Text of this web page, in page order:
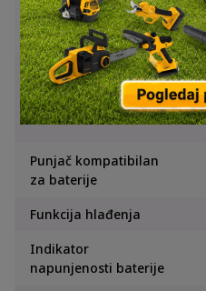
Dimenzije (D x Š x V)
Baterija kompatibilna
uz punjač
Punjač kompatibilan
za baterije
Funkcija hlađenja
Indikator
napunjenosti baterije